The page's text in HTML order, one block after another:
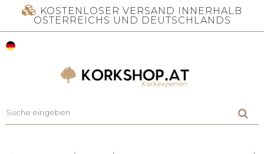
KOSTENLOSER VERSAND INNERHALB
ÖSTERREICHS UND DEUTSCHLANDS